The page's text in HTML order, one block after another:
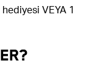
VEYA 1